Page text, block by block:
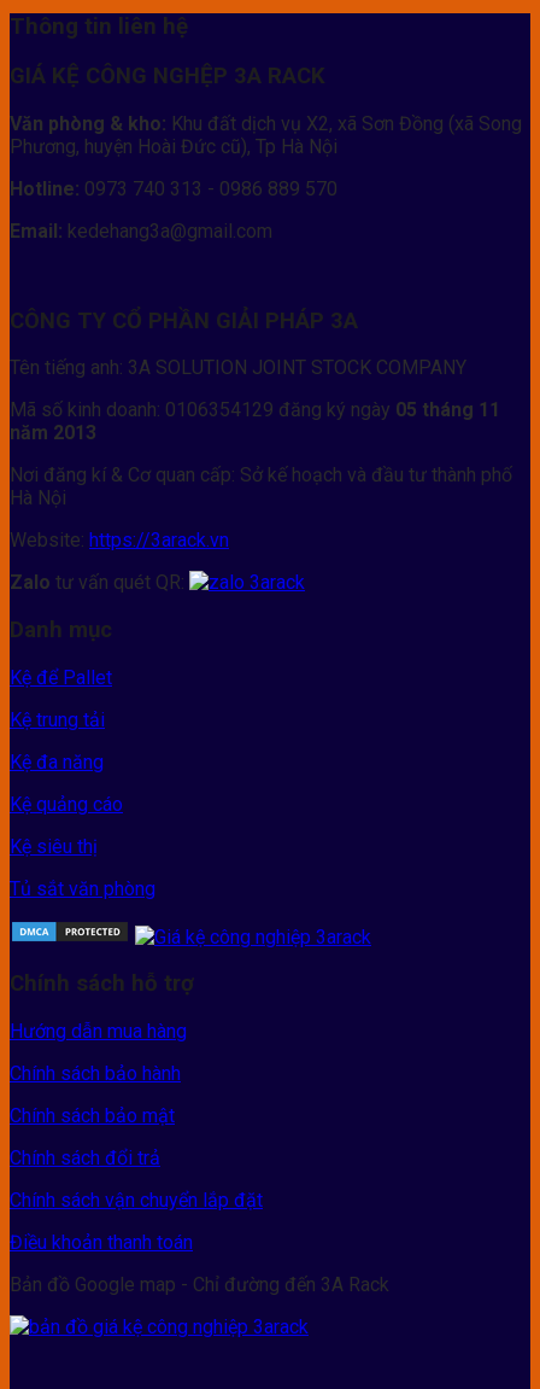
Thông tin liên hệ
GIÁ KỆ CÔNG NGHỆP 3A RACK
Văn phòng & kho: Khu đất dịch vụ X2, xã Sơn Đồng (xã Song
Phương, huyện Hoài Đức cũ), Tp Hà Nội
Hotline: 0973 740 313 - 0986 889 570
Email: kedehang3a@gmail.com
CÔNG TY CỔ PHẦN GIẢI PHÁP 3A
Tên tiếng anh: 3A SOLUTION JOINT STOCK COMPANY
Mã số kinh doanh: 0106354129 đăng ký ngày 05 tháng 11
năm 2013
Nơi đăng kí & Cơ quan cấp: Sở kế hoạch và đầu tư thành phố
Hà Nội
Website: https://3arack.vn
Zalo tư vấn quét QR:
Danh mục
Kệ để Pallet
Kệ trung tải
Kệ đa năng
Kệ quảng cáo
Kệ siêu thị
Tủ sắt văn phòng
Chính sách hỗ trợ
Hướng dẫn mua hàng
Chính sách bảo hành
Chính sách bảo mật
Chính sách đổi trả
Chính sách vận chuyển lắp đặt
Điều khoản thanh toán
Bản đồ Google map - Chỉ đường đến 3A Rack